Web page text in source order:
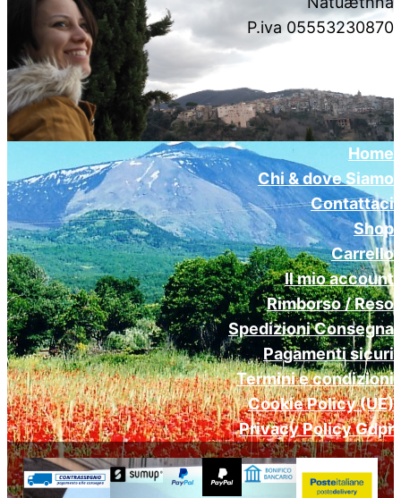
P.iva 05553230870
Home
Chi & dove Siamo
Contattaci
Shop
Carrello
Il mio account
Rimborso / Reso
Spedizioni Consegna
Pagamenti sicuri
Termini e condizioni
Cookie Policy (UE)
Privacy Policy Gdpr